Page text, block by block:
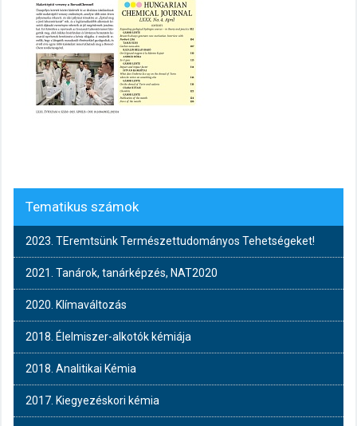
Tematikus számok
2023. TEremtsünk Természettudományos Tehetségeket!
2021. Tanárok, tanárképzés, NAT2020
2020. Klímaváltozás
2018. Élelmiszer-alkotók kémiája
2018. Analitikai Kémia
2017. Kiegyezéskori kémia